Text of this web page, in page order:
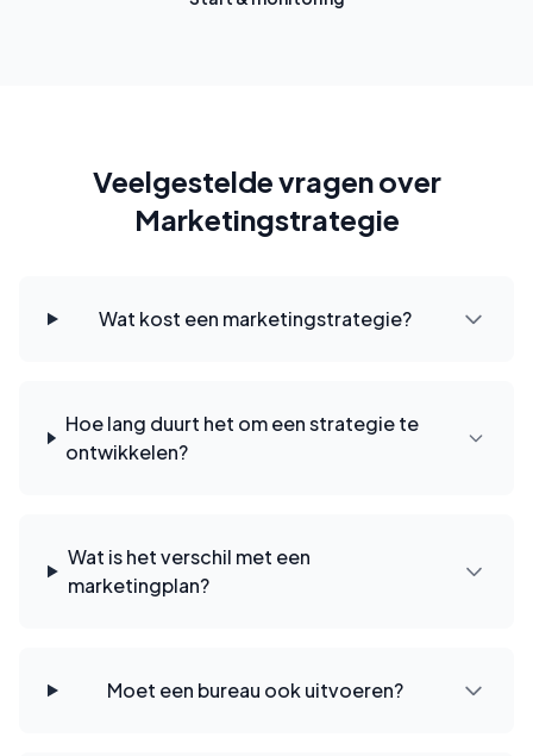
Veelgestelde vragen over
Marketingstrategie
Wat kost een marketingstrategie?
Hoe lang duurt het om een strategie te
ontwikkelen?
Wat is het verschil met een
marketingplan?
Moet een bureau ook uitvoeren?